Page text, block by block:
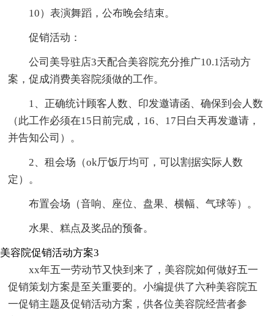
10）表演舞蹈，公布晚会结束。
促销活动：
公司美导驻店3天配合美容院充分推广10.1活动方
案，促成消费美容院须做的工作。
1、正确统计顾客人数、印发邀请函、确保到会人数
（此工作必须在15日前完成，16、17日白天再发邀请，
并告知公司）。
2、租会场（ok厅饭厅均可，可以割据实际人数
定）。
布置会场（音响、座位、盘果、横幅、气球等）。
水果、糕点及奖品的预备。
美容院促销活动方案3
xx年五一劳动节又快到来了，美容院如何做好五一
促销策划方案是至关重要的。小编提供了六种美容院五
一促销主题及促销活动方案，供各位美容院经营者参